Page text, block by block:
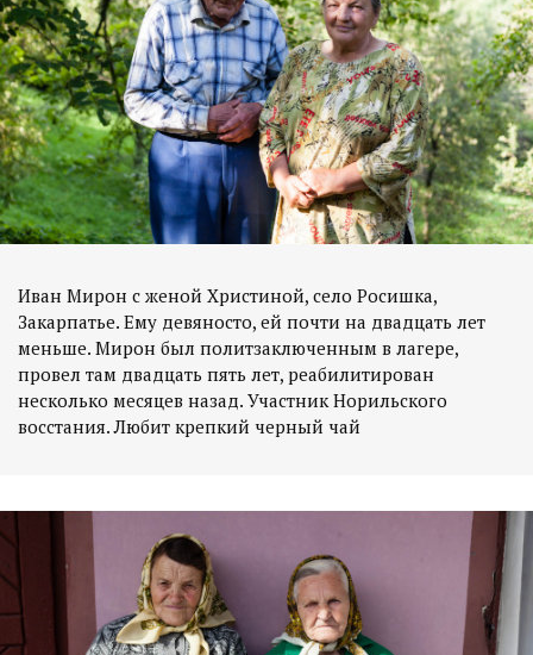
Иван Мирон с женой Христиной, село Росишка,
Закарпатье. Ему девяносто, ей почти на двадцать лет
меньше. Мирон был политзаключенным в лагере,
провел там двадцать пять лет, реабилитирован
несколько месяцев назад. Участник Норильского
восстания. Любит крепкий черный чай